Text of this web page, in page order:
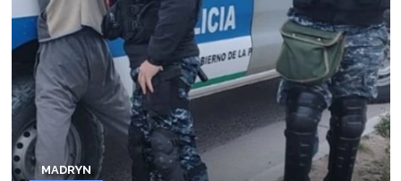
MADRYN